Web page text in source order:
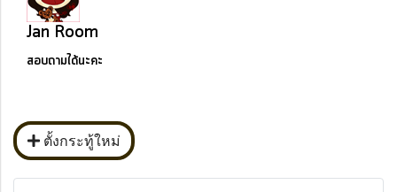
Jan Room
สอบถามได้นะคะ
ตั้งกระทู้ใหม่